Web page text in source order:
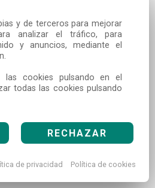
y de terceros para mejorar
analizar el tráfico, para
y anuncios, mediante el
las cookies pulsando en el
todas las cookies pulsando
RECHAZAR
de privacidad Política de cookies